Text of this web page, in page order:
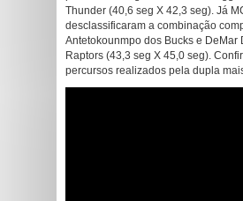
Thunder (40,6 seg X 42,3 seg). Já
desclassificaram a combinação
Antetokounmpo dos Bucks e DeMar
Raptors (43,3 seg X 45,0 seg).
percursos realizados pela dupla